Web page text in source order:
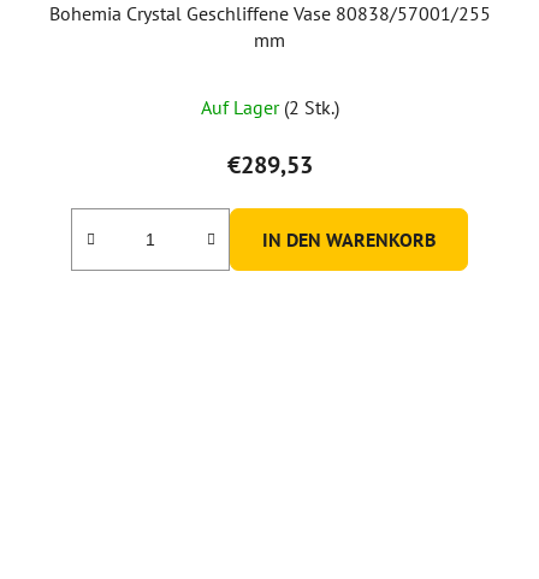
Bohemia Crystal Geschliffene Vase 80838/57001/255
mm
durchschnittliche
Produktbewertung
ist
5,0
von
Auf Lager (2 Stk.)
€289,53
IN DEN WARENKORB